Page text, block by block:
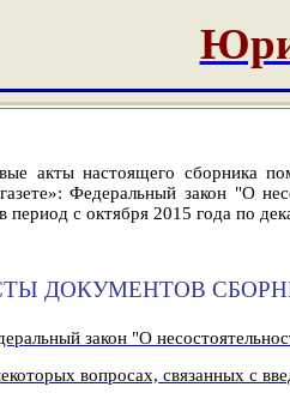
акты настоящего сборника
Федеральный закон "О
период с октября 2015 года по
ДОКУМЕНТОВ
закон "О
вопросах, связанных с